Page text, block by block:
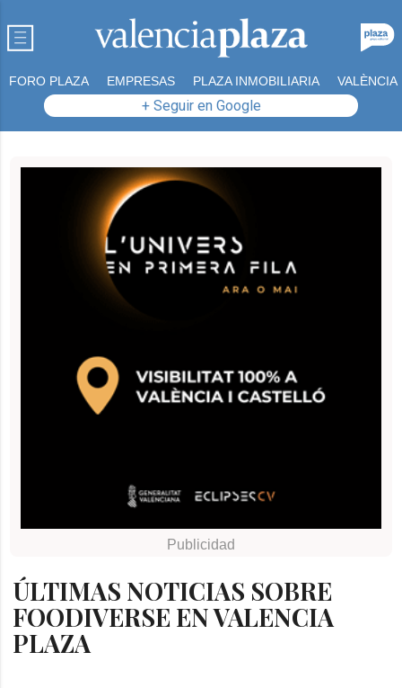
FORO PLAZA EMPRESAS PLAZA INMOBILIARIA VALÈNCIA
+ Seguir en Google
ÚLTIMAS NOTICIAS SOBRE
FOODIVERSE EN VALENCIA
PLAZA